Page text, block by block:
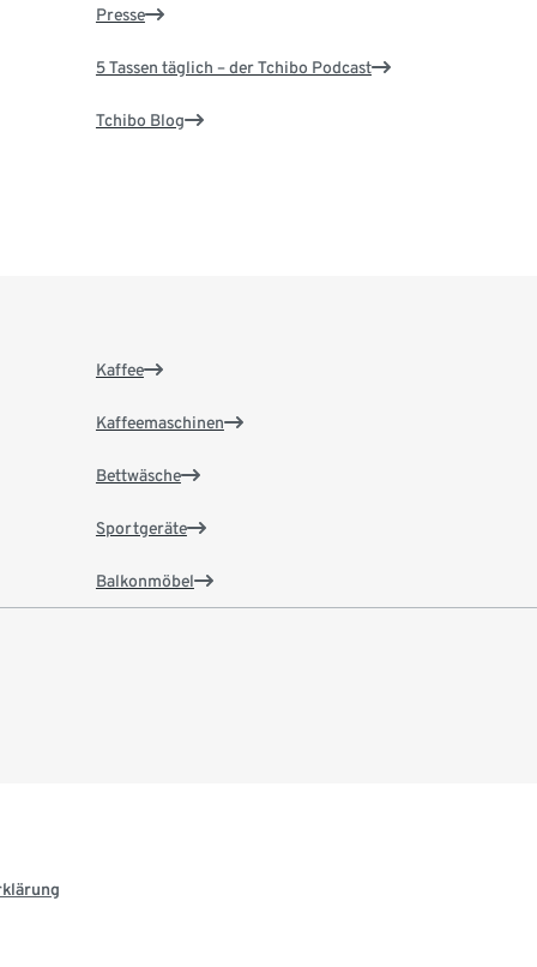
Presse
5 Tassen täglich – der Tchibo Podcast
Tchibo Blog
Kaffee
Kaffeemaschinen
Bettwäsche
Sportgeräte
Balkonmöbel